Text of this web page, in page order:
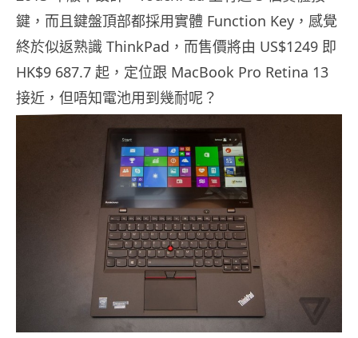
鍵，而且鍵盤頂部都採用實體 Function Key，感覺
終於似返熟識 ThinkPad，而售價將由 US$1249 即
HK$9 687.7 起，定位跟 MacBook Pro Retina 13
接近，但唔知電池用到幾耐呢？